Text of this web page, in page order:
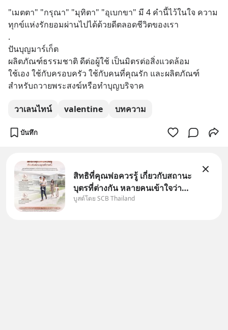
"เมตตา" "กรุณา" "มุทิตา" "อุเบกขา" มี 4 คำนี้ไว้ในใจ ความ
ทุกข์แห่งรักยอมผ่านไปได้ด้วยดีตลอดชีวิตของเรา
.
ปันบุญมาร์เก็ต
ผลิตภัณฑ์ธรรมชาติ ดีต่อผู้ใช้ เป็นมิตรต่อสิ่งแวดล้อม
ใช้เอง ใช้กับครอบครัว ใช้กับคนที่คุณรัก และผลิตภัณฑ์
สำหรับถวายพระสงฆ์หรือทำบุญบริจาค
วาเลนไทน์ valentine บทความ
บันทึก
สิทธิที่คุณพ่อควรรู้ เกี่ยวกับสถานะ
บุตรที่ต่างกัน หลายคนเข้าใจว่า
"เมื่อเป็นลูกของพ่อและแม่ ก็ย่อม
บูสต์โดย SCB Thailand